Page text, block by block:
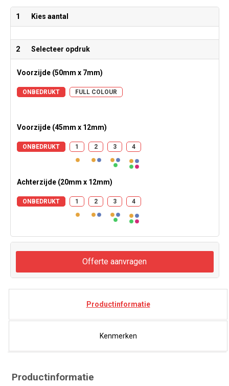
1 Kies aantal
2 Selecteer opdruk
Voorzijde (50mm x 7mm)
ONBEDRUKT FULL COLOUR
Voorzijde (45mm x 12mm)
ONBEDRUKT 1 2 3 4
Achterzijde (20mm x 12mm)
ONBEDRUKT 1 2 3 4
Offerte aanvragen
Productinformatie
Kenmerken
Productinformatie